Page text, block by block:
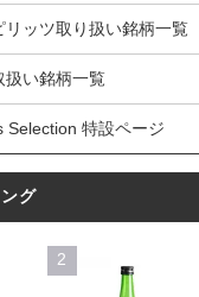
リッツ取り扱い銘柄一覧
扱い銘柄一覧
Selection 特設ページ
グ
2